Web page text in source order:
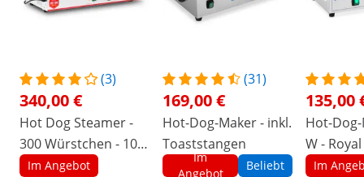
(3)
340,00 €
Hot Dog Steamer -
300 Würstchen - 100
Brötchen - 2.400 W
Im Angebot
(31)
169,00 €
Hot-Dog-Maker - inkl.
Toaststangen
Im
Angebot
Beliebt
135,00
Hot-
W -
Im